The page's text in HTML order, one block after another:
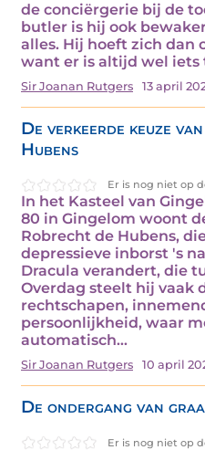
de conciërgerie bij de
butler is hij ook
alles. Hij hoeft zich dan
want er is altijd wel iets
Sir Joanan Rutgers 13 april
De verkeerde keuze
Hubens
Er is nog niet op
In het Kasteel van
80 in Gingelom woont
Robrecht de Hubens,
depressieve inborst 's
Dracula verandert, die
Overdag steelt hij vaak
rechtschapen,
persoonlijkheid, waar
automatisch…
Sir Joanan Rutgers 10 april
De ondergang van
Er is nog niet op